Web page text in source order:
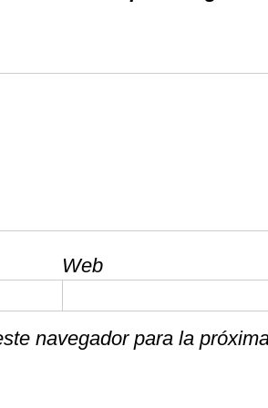
Web
navegador para la